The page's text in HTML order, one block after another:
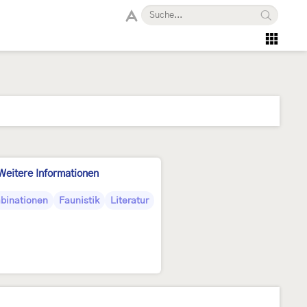
Informationen
Faunistik Literatur